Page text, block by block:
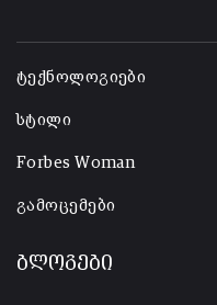
ტექნოლოგიები
სტილი
Forbes Woman
გამოცემები
ბლოგები